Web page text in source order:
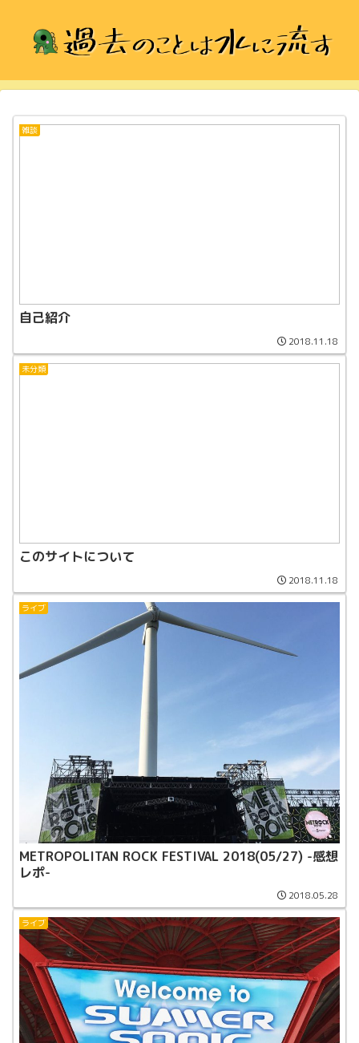
雑談
自己紹介
2018.11.18
未分類
このサイトについて
2018.11.18
ライブ
METROPOLITAN ROCK FESTIVAL 2018(05/27) -感想
レポ-
2018.05.28
ライブ